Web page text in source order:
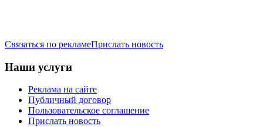
Связаться по рекламеПрислать новость
Наши услуги
Реклама на сайте
Публичный договор
Пользовательское соглашение
Прислать новость